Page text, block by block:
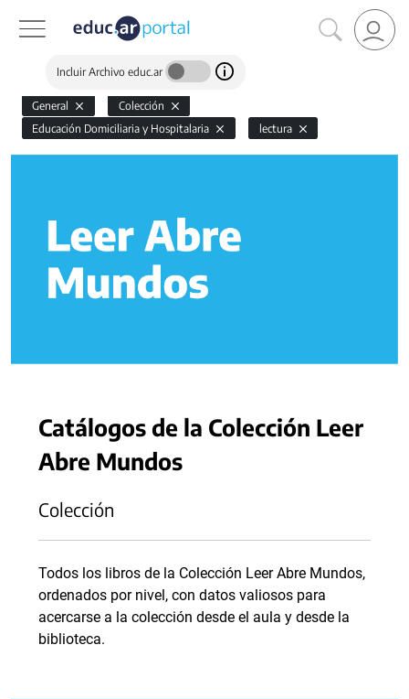
Incluir Archivo educ.ar
General
Colección
Educación Domiciliaria y Hospitalaria
lectura
Catálogos de la Colección Leer
Abre Mundos
Colección
Todos los libros de la Colección Leer Abre Mundos,
ordenados por nivel, con datos valiosos para
acercarse a la colección desde el aula y desde la
biblioteca.